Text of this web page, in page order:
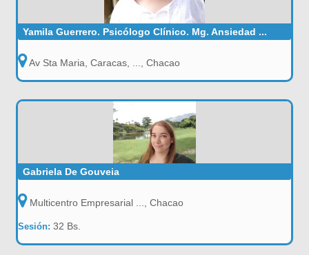
Yamila Guerrero. Psicólogo Clínico. Mg. Ansiedad ...
Av Sta Maria, Caracas, ..., Chacao
Gabriela De Gouveia
Multicentro Empresarial ..., Chacao
Sesión:32 Bs.